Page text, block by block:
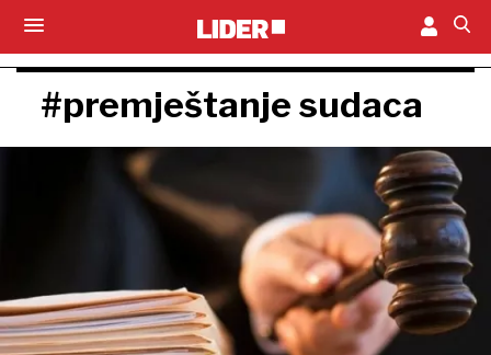
#premještanje sudaca